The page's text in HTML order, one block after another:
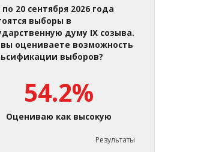
по 20 сентября 2026 года
выборы в
думу IX созыва.
вы оцениваете возможность
выборов?
54.2%
Оцениваю как высокую
Результаты